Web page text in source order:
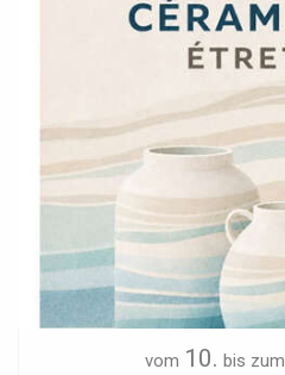
vom 10. bis zum